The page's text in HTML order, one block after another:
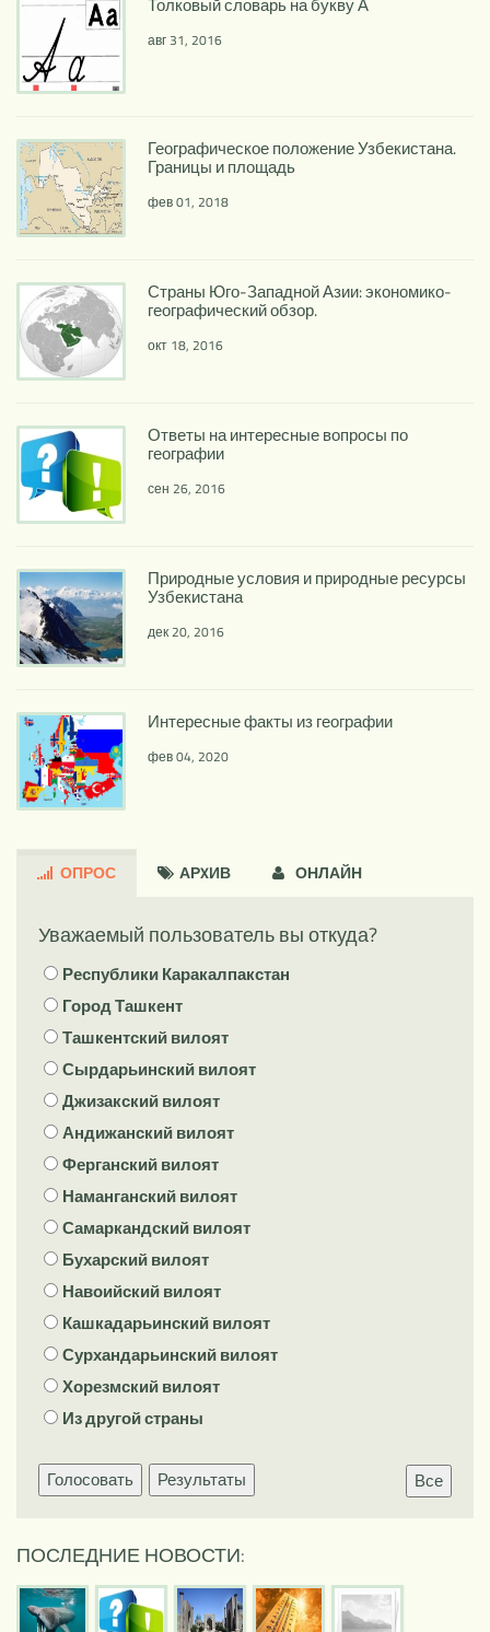
авг 31, 2016
Географическое положение Узбекистана.
Границы и площадь
фев 01, 2018
Страны Юго-Западной Азии: экономико-
географический обзор.
окт 18, 2016
Ответы на интересные вопросы по
географии
сен 26, 2016
Природные условия и природные ресурсы
Узбекистана
дек 20, 2016
Интересные факты из географии
фев 04, 2020
ОПРОС АРXИВ ОНЛАЙН
Уважаемый пользователь вы откуда?
Республики Каракалпакстан
Город Ташкент
Ташкентский вилоят
Сырдарьинский вилоят
Джизакский вилоят
Андижанский вилоят
Ферганский вилоят
Наманганский вилоят
Самаркандский вилоят
Бухарский вилоят
Навоийский вилоят
Кашкадарьинский вилоят
Сурхандарьинский вилоят
Хорезмский вилоят
Из другой страны
Голосовать Результаты Все
ПОСЛЕДНИЕ НОВОСТИ: